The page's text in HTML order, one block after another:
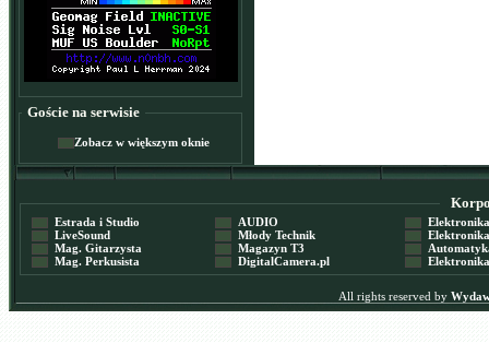
Goście na serwisie
Zobacz w większym oknie
Estrada i Studio
LiveSound
Mag. Gitarzysta
Mag. Perkusista
AUDIO
Młody Technik
Magazyn T3
DigitalCamera.pl
Elektronika
Elektronika
Automatyka
Elektronika
All rights reserved by